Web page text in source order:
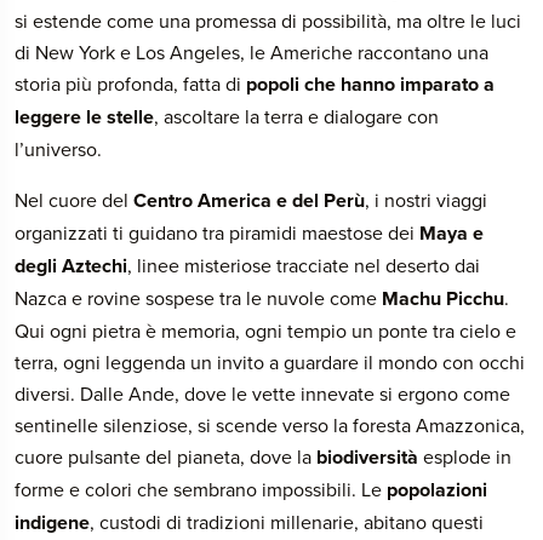
si estende come una promessa di possibilità, ma oltre le luci
di New York e Los Angeles, le Americhe raccontano una
storia più profonda, fatta di popoli che hanno imparato a
leggere le stelle, ascoltare la terra e dialogare con
l’universo.
Nel cuore del Centro America e del Perù, i nostri viaggi
organizzati ti guidano tra piramidi maestose dei Maya e
degli Aztechi, linee misteriose tracciate nel deserto dai
Nazca e rovine sospese tra le nuvole come Machu Picchu.
Qui ogni pietra è memoria, ogni tempio un ponte tra cielo e
terra, ogni leggenda un invito a guardare il mondo con occhi
diversi. Dalle Ande, dove le vette innevate si ergono come
sentinelle silenziose, si scende verso la foresta Amazzonica,
cuore pulsante del pianeta, dove la biodiversità esplode in
forme e colori che sembrano impossibili. Le popolazioni
indigene, custodi di tradizioni millenarie, abitano questi